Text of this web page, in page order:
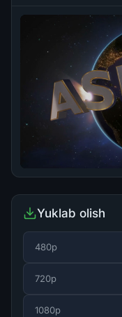
Yuklab olish
480p
720p
1080p